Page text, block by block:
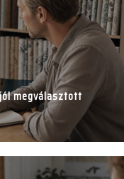
megválasztott